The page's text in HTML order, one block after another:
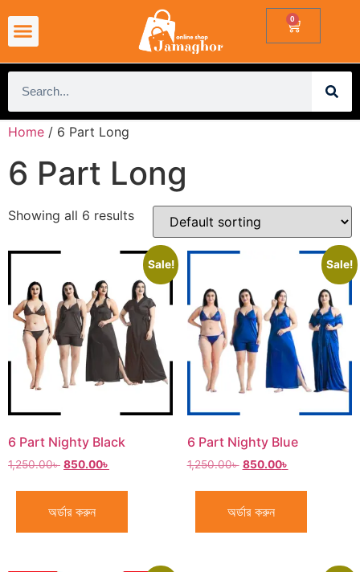
0
Home / 6 Part Long
6 Part Long
Showing all 6 results
Sale!
6 Part Nighty Black
1,250.00৳ 850.00৳
অর্ডার করুন
Sale!
6 Part Nighty Blue
1,250.00৳ 850.00৳
অর্ডার করুন